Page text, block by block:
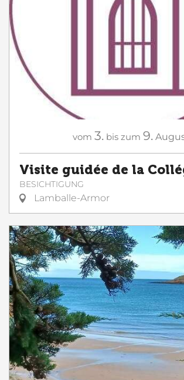
vom 3. bis zum 9.
Visite guidée de la
BESICHTIGUNG
Lamballe-Armor